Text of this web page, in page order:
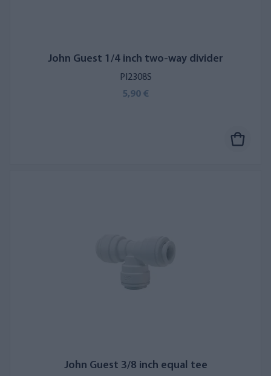
John Guest 1/4 inch two-way divider
PI2308S
5,90 €
John Guest 3/8 inch equal tee